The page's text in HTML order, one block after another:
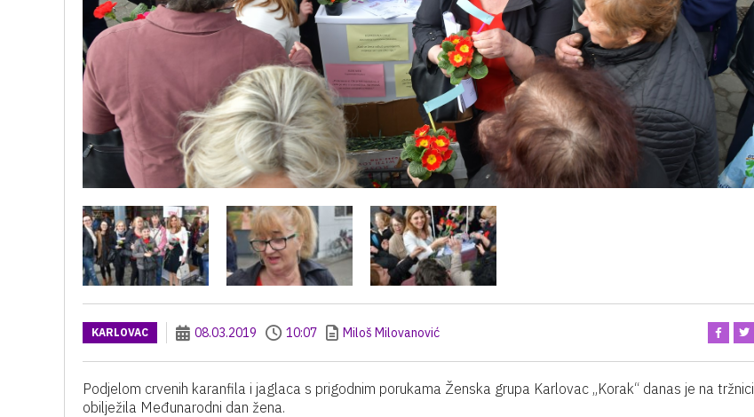
KARLOVAC 08.03.2019 10:07 Miloš Milovanović
Podjelom crvenih karanfila i jaglaca s prigodnim porukama Ženska grupa Karlovac „Korak“ danas je na tržnici
obilježila Međunarodni dan žena.